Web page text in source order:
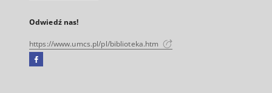
Odwiedź nas!
https://www.umcs.pl/pl/biblioteka.htm
Facebook